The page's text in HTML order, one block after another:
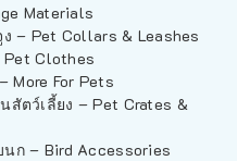
Materials
– Pet Collars & Leashes
Pet Clothes
More For Pets
ตว์เลี้ยง – Pet Crates &
ก – Bird Accessories